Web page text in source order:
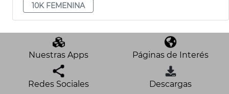
10K FEMENINA
Nuestras Apps Páginas de Interés
Redes Sociales Descargas